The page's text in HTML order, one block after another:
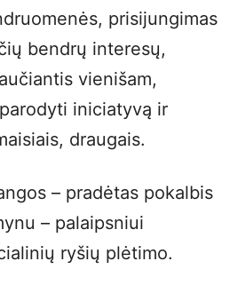
prisijungimas
bendrų interesų,
vienišam,
iniciatyvą ir
draugais.
– pradėtas pokalbis
– palaipsniui
ryšių plėtimo.